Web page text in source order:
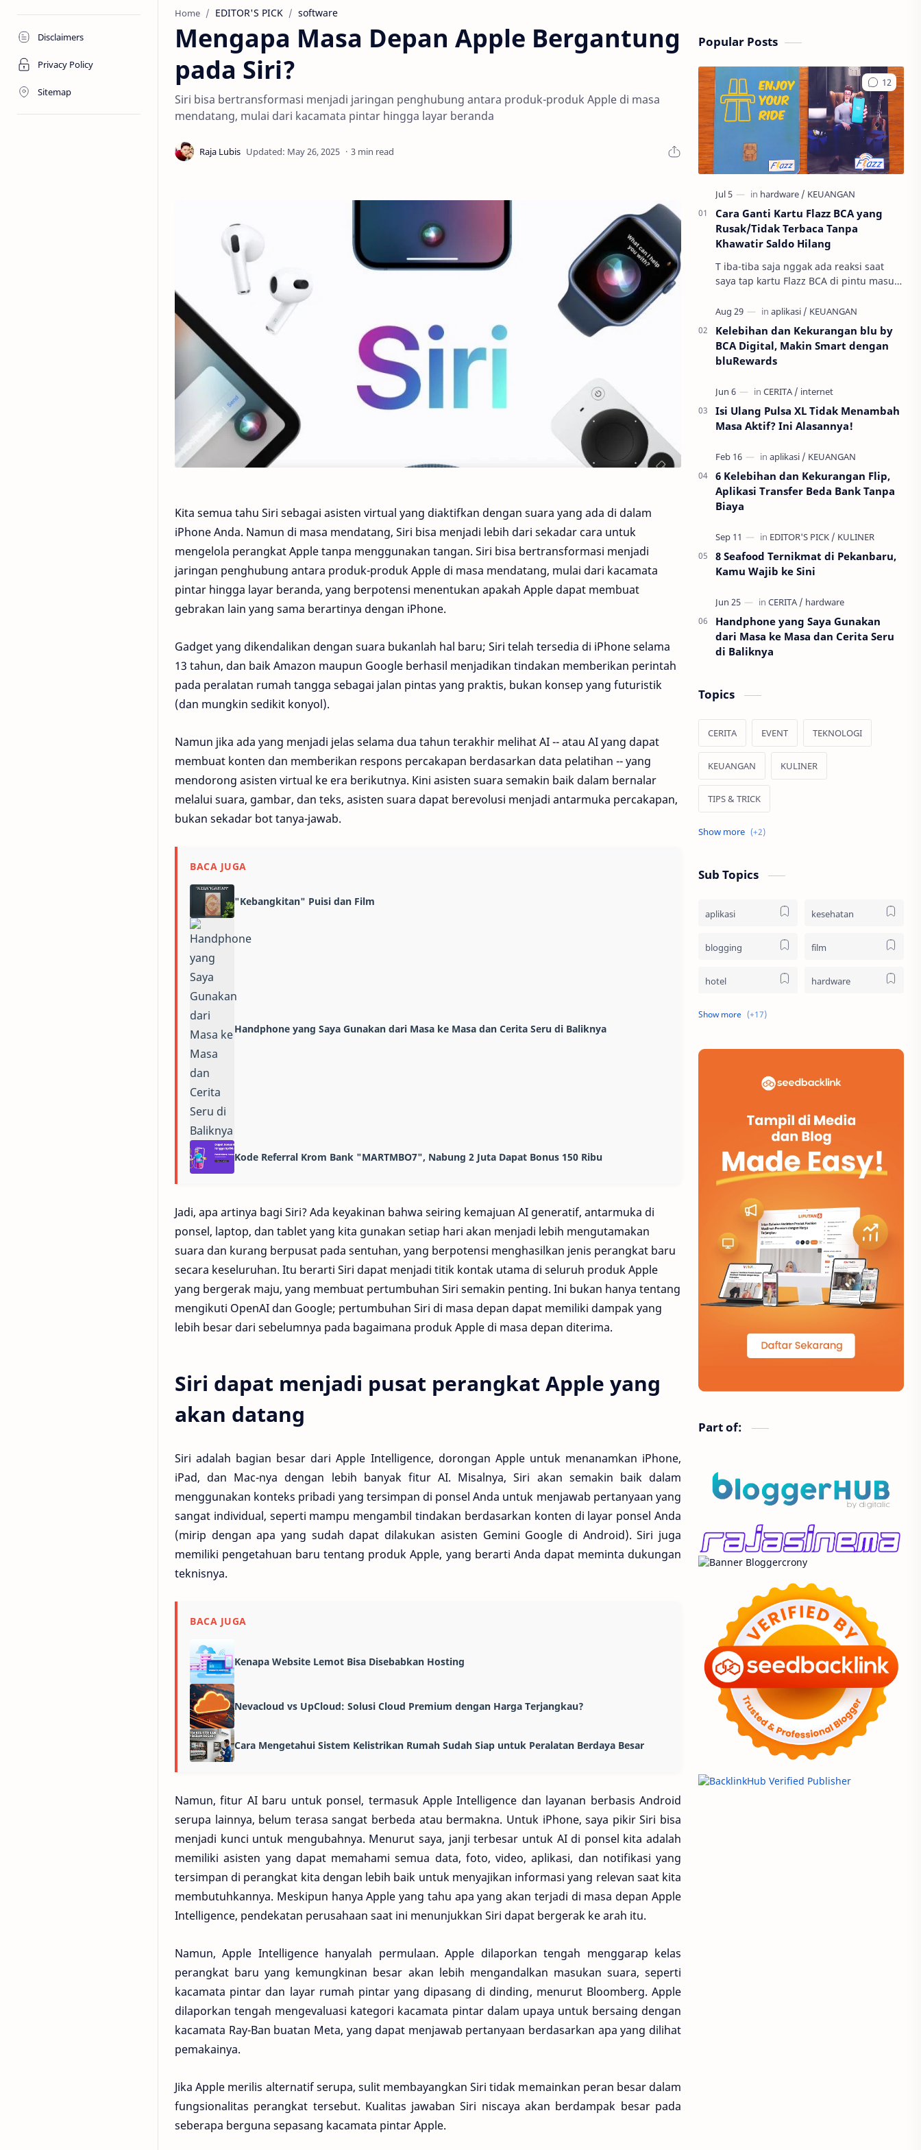
Disclaimers
Privacy Policy
Sitemap
Home EDITOR'S PICK software
Mengapa Masa Depan Apple Bergantung
pada Siri?
Siri bisa bertransformasi menjadi jaringan penghubung antara produk-produk Apple di masa
mendatang, mulai dari kacamata pintar hingga layar beranda
3 min read
Kita semua tahu Siri sebagai asisten virtual yang diaktifkan dengan suara yang ada di dalam
iPhone Anda. Namun di masa mendatang, Siri bisa menjadi lebih dari sekadar cara untuk
mengelola perangkat Apple tanpa menggunakan tangan. Siri bisa bertransformasi menjadi
jaringan penghubung antara produk-produk Apple di masa mendatang, mulai dari kacamata
pintar hingga layar beranda, yang berpotensi menentukan apakah Apple dapat membuat
gebrakan lain yang sama berartinya dengan iPhone.
Gadget yang dikendalikan dengan suara bukanlah hal baru; Siri telah tersedia di iPhone selama
13 tahun, dan baik Amazon maupun Google berhasil menjadikan tindakan memberikan perintah
pada peralatan rumah tangga sebagai jalan pintas yang praktis, bukan konsep yang futuristik
(dan mungkin sedikit konyol).
Namun jika ada yang menjadi jelas selama dua tahun terakhir melihat AI -- atau AI yang dapat
membuat konten dan memberikan respons percakapan berdasarkan data pelatihan -- yang
mendorong asisten virtual ke era berikutnya. Kini asisten suara semakin baik dalam bernalar
melalui suara, gambar, dan teks, asisten suara dapat berevolusi menjadi antarmuka percakapan,
bukan sekadar bot tanya-jawab.
BACA JUGA
"Kebangkitan" Puisi dan Film
Handphone yang Saya Gunakan dari Masa ke Masa dan Cerita Seru di Baliknya
Kode Referral Krom Bank "MARTMBO7", Nabung 2 Juta Dapat Bonus 150 Ribu
Jadi, apa artinya bagi Siri? Ada keyakinan bahwa seiring kemajuan AI generatif, antarmuka di
ponsel, laptop, dan tablet yang kita gunakan setiap hari akan menjadi lebih mengutamakan
suara dan kurang berpusat pada sentuhan, yang berpotensi menghasilkan jenis perangkat baru
secara keseluruhan. Itu berarti Siri dapat menjadi titik kontak utama di seluruh produk Apple
yang bergerak maju, yang membuat pertumbuhan Siri semakin penting. Ini bukan hanya tentang
mengikuti OpenAI dan Google; pertumbuhan Siri di masa depan dapat memiliki dampak yang
lebih besar dari sebelumnya pada bagaimana produk Apple di masa depan diterima.
Siri dapat menjadi pusat perangkat Apple yang
akan datang
Siri adalah bagian besar dari Apple Intelligence, dorongan Apple untuk menanamkan iPhone,
iPad, dan Mac-nya dengan lebih banyak fitur AI. Misalnya, Siri akan semakin baik dalam
menggunakan konteks pribadi yang tersimpan di ponsel Anda untuk menjawab pertanyaan yang
sangat individual, seperti mampu mengambil tindakan berdasarkan konten di layar ponsel Anda
(mirip dengan apa yang sudah dapat dilakukan asisten Gemini Google di Android). Siri juga
memiliki pengetahuan baru tentang produk Apple, yang berarti Anda dapat meminta dukungan
teknisnya.
BACA JUGA
Kenapa Website Lemot Bisa Disebabkan Hosting
Nevacloud vs UpCloud: Solusi Cloud Premium dengan Harga Terjangkau?
Cara Mengetahui Sistem Kelistrikan Rumah Sudah Siap untuk Peralatan Berdaya Besar
Namun, fitur AI baru untuk ponsel, termasuk Apple Intelligence dan layanan berbasis Android
serupa lainnya, belum terasa sangat berbeda atau bermakna. Untuk iPhone, saya pikir Siri bisa
menjadi kunci untuk mengubahnya. Menurut saya, janji terbesar untuk AI di ponsel kita adalah
memiliki asisten yang dapat memahami semua data, foto, video, aplikasi, dan notifikasi yang
tersimpan di perangkat kita dengan lebih baik untuk menyajikan informasi yang relevan saat kita
membutuhkannya. Meskipun hanya Apple yang tahu apa yang akan terjadi di masa depan Apple
Intelligence, pendekatan perusahaan saat ini menunjukkan Siri dapat bergerak ke arah itu.
Namun, Apple Intelligence hanyalah permulaan. Apple dilaporkan tengah menggarap kelas
perangkat baru yang kemungkinan besar akan lebih mengandalkan masukan suara, seperti
kacamata pintar dan layar rumah pintar yang dipasang di dinding, menurut Bloomberg. Apple
dilaporkan tengah mengevaluasi kategori kacamata pintar dalam upaya untuk bersaing dengan
kacamata Ray-Ban buatan Meta, yang dapat menjawab pertanyaan berdasarkan apa yang dilihat
pemakainya.
Jika Apple merilis alternatif serupa, sulit membayangkan Siri tidak memainkan peran besar dalam
fungsionalitas perangkat tersebut. Kualitas jawaban Siri niscaya akan berdampak besar pada
seberapa berguna sepasang kacamata pintar Apple.
Popular Posts
Cara Ganti Kartu Flazz BCA yang
Rusak/Tidak Terbaca Tanpa
Khawatir Saldo Hilang
T iba-tiba saja nggak ada reaksi saat
saya tap kartu Flazz BCA di pintu masuk
nggak mungkin muter balik. P…
Kelebihan dan Kekurangan blu by
BCA Digital, Makin Smart dengan
bluRewards
Isi Ulang Pulsa XL Tidak Menambah
Masa Aktif? Ini Alasannya!
6 Kelebihan dan Kekurangan Flip,
Aplikasi Transfer Beda Bank Tanpa
Biaya
8 Seafood Ternikmat di Pekanbaru,
Kamu Wajib ke Sini
Handphone yang Saya Gunakan
dari Masa ke Masa dan Cerita Seru
di Baliknya
Topics
CERITA EVENT TEKNOLOGI
KEUANGAN KULINER
TIPS & TRICK
JALAN JALAN
Sub Topics
aplikasi kesehatan
blogging film
hotel hardware
pendidikan
destinasi logistik
bioskop
media sosial
website bisnis
buku
parenting
software transportasi
pertunjukan
Part of: